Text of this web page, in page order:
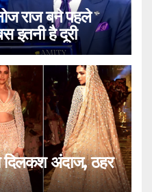
राज बने पहले
इतनी है दूरी
दिलकश अंदाज, ठहर